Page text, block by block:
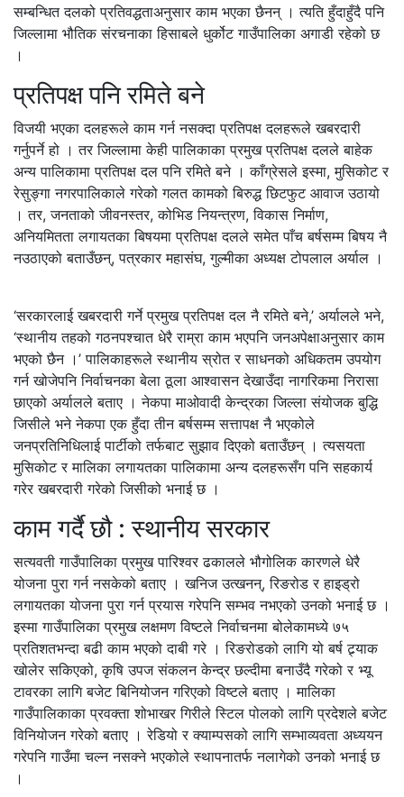
सम्बन्धित दलको प्रतिवद्धताअनुसार काम भएका छैनन् । त्यति हुँदाहुँदै पनि
जिल्लामा भौतिक संरचनाका हिसाबले धुर्कोट गाउँपालिका अगाडी रहेको छ
।
प्रतिपक्ष पनि रमिते बने
विजयी भएका दलहरूले काम गर्न नसक्दा प्रतिपक्ष दलहरूले खबरदारी
गर्नुपर्ने हो । तर जिल्लामा केही पालिकाका प्रमुख प्रतिपक्ष दलले बाहेक
अन्य पालिकामा प्रतिपक्ष दल पनि रमिते बने । काँग्रेसले इस्मा, मुसिकोट र
रेसुङ्गा नगरपालिकाले गरेको गलत कामको बिरुद्ध छिटफुट आवाज उठायो
। तर, जनताको जीवनस्तर, कोभिड नियन्त्रण, विकास निर्माण,
अनियमितता लगायतका बिषयमा प्रतिपक्ष दलले समेत पाँच बर्षसम्म बिषय नै
नउठाएको बताउँछन्, पत्रकार महासंघ, गुल्मीका अध्यक्ष टोपलाल अर्याल ।
‘सरकारलाई खबरदारी गर्ने प्रमुख प्रतिपक्ष दल नै रमिते बने,’ अर्यालले भने,
‘स्थानीय तहको गठनपश्चात धेरै राम्रा काम भएपनि जनअपेक्षाअनुसार काम
भएको छैन ।’ पालिकाहरूले स्थानीय स्रोत र साधनको अधिकतम उपयोग
गर्न खोजेपनि निर्वाचनका बेला ठूला आश्वासन देखाउँदा नागरिकमा निरासा
छाएको अर्यालले बताए । नेकपा माओवादी केन्द्रका जिल्ला संयोजक बुद्धि
जिसीले भने नेकपा एक हुँदा तीन बर्षसम्म सत्तापक्ष नै भएकोले
जनप्रतिनिधिलाई पार्टीको तर्फबाट सुझाव दिएको बताउँछन् । त्यसयता
मुसिकोट र मालिका लगायतका पालिकामा अन्य दलहरूसँग पनि सहकार्य
गरेर खबरदारी गरेको जिसीको भनाई छ ।
काम गर्दै छौ : स्थानीय सरकार
सत्यवती गाउँपालिका प्रमुख पारिश्वर ढकालले भौगोलिक कारणले धेरै
योजना पुरा गर्न नसकेको बताए । खनिज उत्खनन्, रिङरोड र हाइड्रो
लगायतका योजना पुरा गर्न प्रयास गरेपनि सम्भव नभएको उनको भनाई छ ।
इस्मा गाउँपालिका प्रमुख लक्षमण विष्टले निर्वाचनमा बोलेकामध्ये ७५
प्रतिशतभन्दा बढी काम भएको दाबी गरे । रिङरोडको लागि यो बर्ष ट्र्याक
खोलेर सकिएको, कृषि उपज संकलन केन्द्र छल्दीमा बनाउँदै गरेको र भ्यू
टावरका लागि बजेट बिनियोजन गरिएको विष्टले बताए । मालिका
गाउँपालिकाका प्रवक्ता शोभाखर गिरीले स्टिल पोलको लागि प्रदेशले बजेट
विनियोजन गरेको बताए । रेडियो र क्याम्पसको लागि सम्भाव्यवता अध्ययन
गरेपनि गाउँमा चल्न नसक्ने भएकोले स्थापनातर्फ नलागेको उनको भनाई छ
।